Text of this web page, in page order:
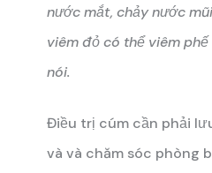
nước mắt, chảy nước
viêm đỏ có thể viêm phế
nói.
Điều trị cúm cần phải
và và chăm sóc phòng